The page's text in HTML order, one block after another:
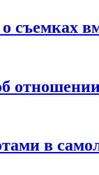
съемках
в